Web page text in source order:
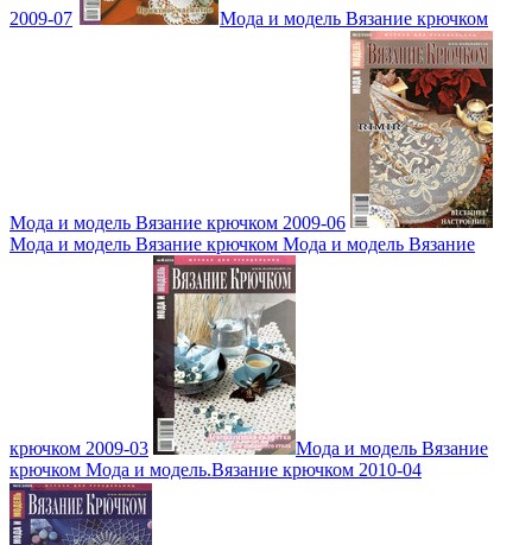
2009-07 Мода и модель Вязание крючком
Мода и модель Вязание крючком 2009-06
Мода и модель Вязание крючком Мода и модель Вязание
крючком 2009-03
Мода и модель Вязание
крючком Мода и модель.Вязание крючком 2010-04